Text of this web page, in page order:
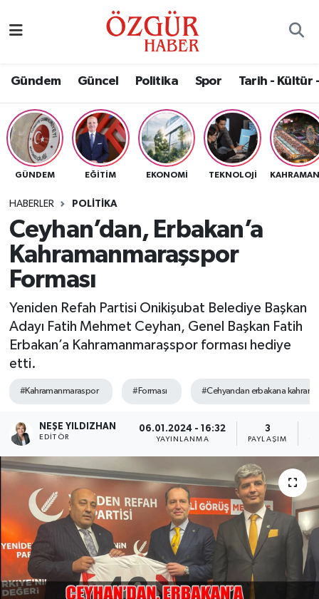
Gündem Güncel Politika Spor Tarih - Kültür
GÜNDEM EĞITIM EKONOMI TEKNOLOJI
HABERLER POLITIKA
Ceyhan’dan, Erbakan’a
Kahramanmaraşspor
Forması
Yeniden Refah Partisi Onikişubat Belediye Başkan
Adayı Fatih Mehmet Ceyhan, Genel Başkan Fatih
Erbakan’a Kahramanmaraşspor forması hediye
etti.
#Kahramanmaraspor #Forması #Cehyandan erbakana
NEŞE YILDIZHAN
EDITÖR
06.01.2024 - 16:32
YAYINLANMA
3
PAYLAŞIM
Eğitim
Ekonomi
Güncel
Gündem
Magazin
Politika
Sağlık
Yaşam
Nöbetçi Eczaneler
Namaz Vakitleri
Trafik Durumu
Süper Lig Puan Durumu ve Fikstür
Tüm Manşetler
Son Dakika Haberleri
Haber Arşivi